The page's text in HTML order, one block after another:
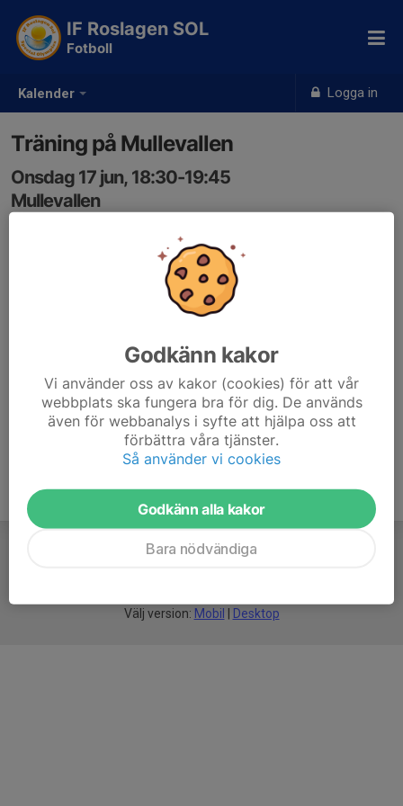
Kalender Logga in
IF Roslagen SOL
Fotboll
Träning på Mullevallen
Onsdag 17 jun, 18:30-19:45
Mullevallen
Samling: 18:25, Mullevallen
Välj version: Mobil Desktop
Godkänn kakor
Vi använder oss av kakor (cookies) för att vår
webbplats ska fungera bra för dig. De används
även för webbanalys i syfte att hjälpa oss att
förbättra våra tjänster.
Så använder vi cookies
Godkänn alla kakor
Bara nödvändiga